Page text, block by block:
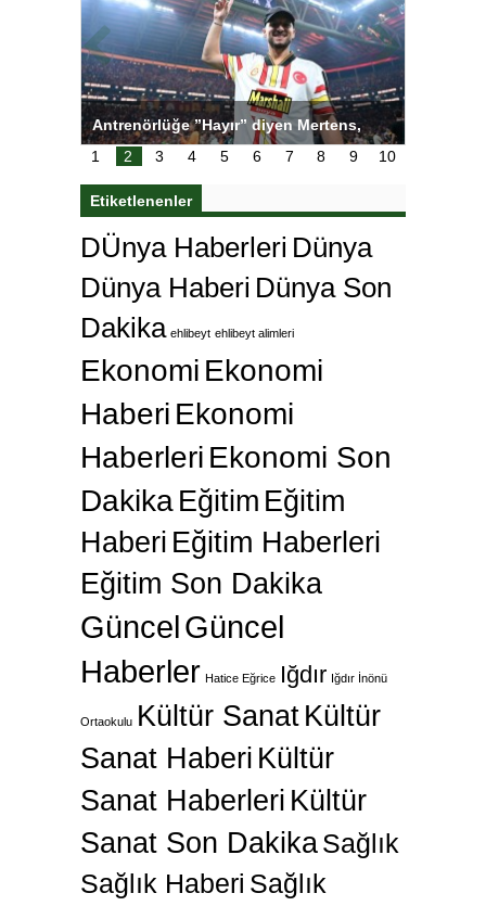
Antrenörlüğe ”Hayır” diyen Mertens,
Galatasaray’dan bakın ne istedi
1
2 3 4 5 6 7 8 9 10
Etiketlenenler
DÜnya Haberleri Dünya
Dünya Haberi Dünya Son
Dakika ehlibeyt ehlibeyt alimleri
Ekonomi Ekonomi
Haberi Ekonomi
Haberleri Ekonomi Son
Dakika Eğitim Eğitim
Haberi Eğitim Haberleri
Eğitim Son Dakika
GüncelGüncel
Haberler Hatice Eğrice Iğdır Iğdır İnönü
Ortaokulu Kültür SanatKültür
Sanat Haberi Kültür
Sanat Haberleri Kültür
Sanat Son DakikaSağlık
Sağlık Haberi Sağlık